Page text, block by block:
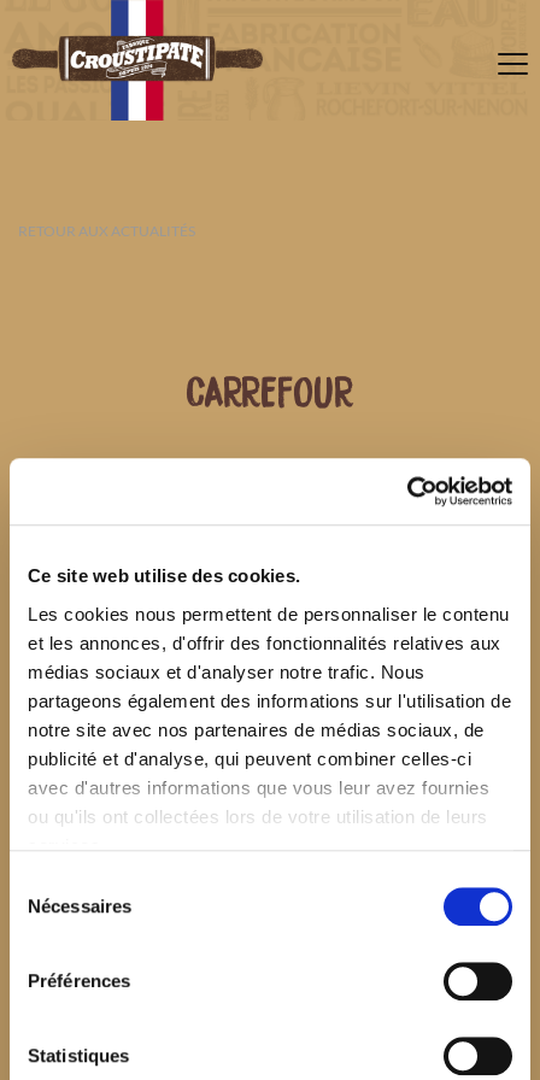
Ce site web utilise des cookies.
Les cookies nous permettent de personnaliser le contenu
et les annonces, d'offrir des fonctionnalités relatives aux
médias sociaux et d'analyser notre trafic. Nous
partageons également des informations sur l'utilisation de
notre site avec nos partenaires de médias sociaux, de
publicité et d'analyse, qui peuvent combiner celles-ci
avec d'autres informations que vous leur avez fournies
ou qu'ils ont collectées lors de votre utilisation de leurs
Nécessaires
Préférences
Statistiques
RETOUR AUX ACTUALITÉS
CARREFOUR